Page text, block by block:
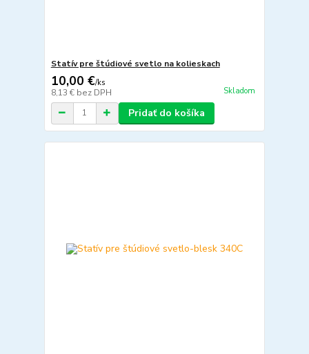
Statív pre štúdiové svetlo na kolieskach
10,00 €/ks
8,13 € bez DPH Skladom
Pridať do košíka